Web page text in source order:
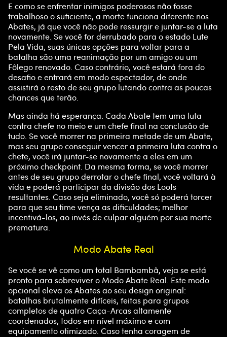
E como se enfrentar inimigos poderosos não fosse
trabalhoso o suficiente, a morte funciona diferente nos
Abates, já que você não pode ressurgir e juntar-se a luta
novamente. Se você for derrubado para o estado Lute
Pela Vida, suas únicas opções para voltar para a
batalha são uma reanimação por um amigo ou um
Fôlego renovado. Caso contrário, você estará fora do
desafio e entrará em modo espectador, de onde
assistirá o resto de seu grupo lutando contra as poucas
chances que terão.
Mas ainda há esperança. Cada Abate tem uma luta
contra chefe no meio e um chefe final na conclusão de
tudo. Se você morrer na primeira metade de um Abate,
mas seu grupo conseguir vencer a primeira luta contra o
chefe, você irá juntar-se novamente a eles em um
próximo checkpoint. Da mesma forma, se você morrer
antes de seu grupo derrotar o chefe final, você voltará à
vida e poderá participar da divisão dos Loots
resultantes. Caso seja eliminado, você só poderá torcer
para que seu time vença as dificuldades; melhor
incentivá-los, ao invés de culpar alguém por sua morte
prematura.
Modo Abate Real
Se você se vê como um total Bambambã, veja se está
pronto para sobreviver o Modo Abate Real. Este modo
opcional eleva os Abates ao seu design original:
batalhas brutalmente difíceis, feitas para grupos
completos de quatro Caça-Arcas altamente
coordenados, todos em nível máximo e com
equipamento otimizado. Caso tenha coragem de